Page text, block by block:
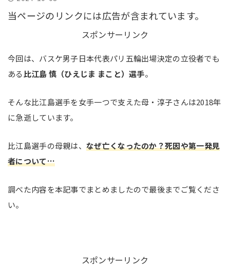
当ページのリンクには広告が含まれています。
スポンサーリンク
今回は、バスケ男子日本代表パリ五輪出場決定の立役者でも
ある 比江島 慎（ひえじま まこと）選手。
そんな比江島選手を女手一つで支えた母・淳子さんは2018年
に急逝しています。
比江島選手の母親は、なぜ亡くなったのか？死因や第一発見
者について…
調べた内容を本記事でまとめましたので最後までご覧くださ
い。
スポンサーリンク